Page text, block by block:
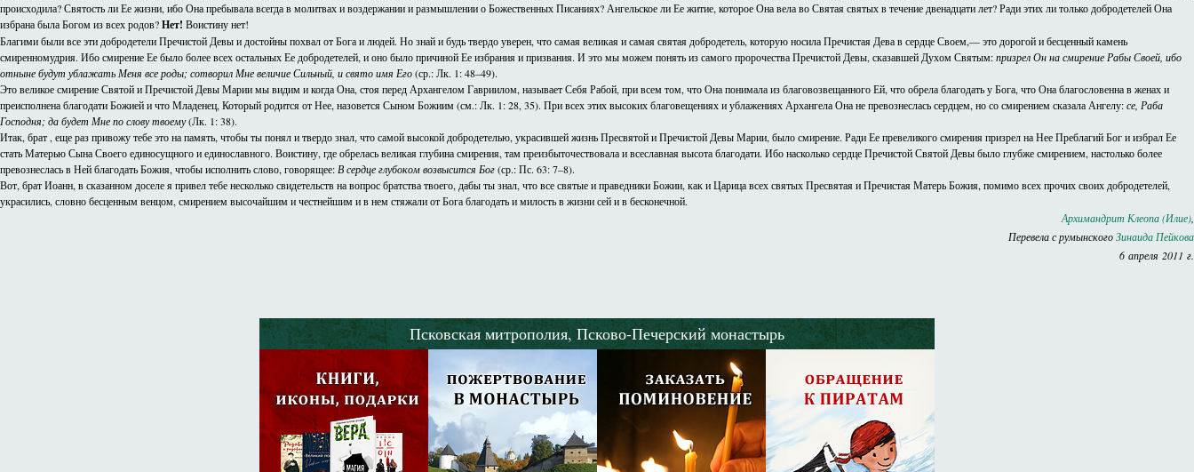
происходила? Святость ли Ее жизни, ибо Она пребывала всегда в молитвах и воздержании и размышлении о Божественных Писаниях? Ангельское ли Ее житие, которое Она вела во Святая святых в течение двенадцати лет? Ради этих ли только добродетелей Она
избрана была Богом из всех родов?Нет! Воистину нет!
Благими были все эти добродетели Пречистой Девы и достойны похвал от Бога и людей. Но знай и будь твердо уверен, что самая великая и самая святая добродетель, которую носила Пречистая Дева в сердце Своем,— это дорогой и бесценный камень
смиренномудрия. Ибо смирение Ее было более всех остальных Ее добродетелей, и оно было причиной Ее избрания и призвания. И это мы можем понять из самого пророчества Пречистой Девы, сказавшей Духом Святым:призрел Он на смирение Рабы Своей, ибо
отныне будут ублажать Меня все роды; сотворил Мне величие Сильный, и свято имя Его(ср.: Лк. 1: 48–49).
Это великое смирение Святой и Пречистой Девы Марии мы видим и когда Она, стоя перед Архангелом Гавриилом, называет Себя Рабой, при всем том, что Она понимала из благовозвещанного Ей, что обрела благодать у Бога, что Она благословенна в женах и
преисполнена благодати Божией и что Младенец, Который родится от Нее, назовется Сыном Божиим (см.: Лк. 1: 28, 35). При всех этих высоких благовещениях и ублажениях Архангела Она не превознеслась сердцем, но со смирением сказала Ангелу:се, Раба
Господня; да будет Мне по слову твоему(Лк. 1: 38).
Итак, брат , еще раз привожу тебе это на память, чтобы ты понял и твердо знал, что самой высокой добродетелью, украсившей жизнь Пресвятой и Пречистой Девы Марии, было смирение. Ради Ее превеликого смирения призрел на Нее Преблагий Бог и избрал Ее
стать Матерью Сына Своего единосущного и единославного. Воистину, где обрелась великая глубина смирения, там преизбыточествовала и всеславная высота благодати. Ибо насколько сердце Пречистой Святой Девы было глубже смирением, настолько более
превознеслась в Ней благодать Божия, чтобы исполнить слово, говорящее: В сердце глубоком возвысится Бог(ср.: Пс. 63: 7–8).
Вот, брат Иоанн, в сказанном доселе я привел тебе несколько свидетельств на вопрос братства твоего, дабы ты знал, что все святые и праведники Божии, как и Царица всех святых Пресвятая и Пречистая Матерь Божия, помимо всех прочих своих добродетелей,
украсились, словно бесценным венцом, смирением высочайшим и честнейшим и в нем стяжали от Бога благодать и милость в жизни сей и в бесконечной.
Архимандрит Клеопа (Илие)
Перевела с румынскогоЗинаида Пейкова
6 апреля 2011 г.
Псковская митрополия, Псково-Печерский монастырь